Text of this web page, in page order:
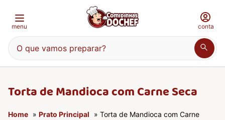
menu
O que vamos preparar?
conta
Torta de Mandioca com Carne Seca
Home » Prato Principal
» Torta de Mandioca com Carne